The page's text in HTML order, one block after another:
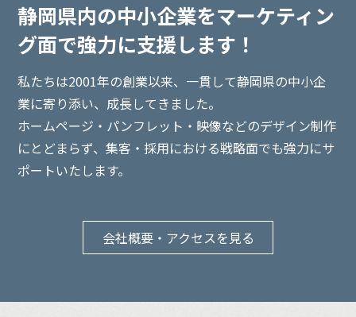
静岡県内の中小企業をマーケティン
グ面で強力に支援します！
私たちは2001年の創業以来、一貫して静岡県の中小企
業に寄り添い、 成長してきました。
ホームページ・パンフレット・映像などのデザイン制作
にとどまらず、集客・採用における戦略面でも強力にサ
ポートいたします。
会社概要・アクセスを見る